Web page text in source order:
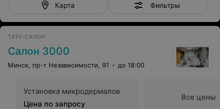
Карта Фильтры
ТАТУ-САЛОН
Салон 3000
Минск, пр-т Независимости, 91 до 18:00
Установка микродермалов
Цена по запросу
Все цены